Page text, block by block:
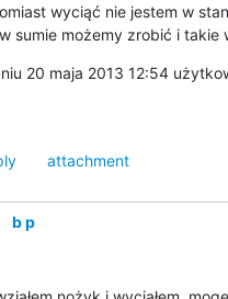
wyciąć nie jestem w
sumie możemy zrobić i
20 maja 2013 12:54
attachment
b p